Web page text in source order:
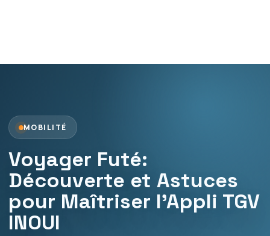
MOBILITÉ
Voyager Futé:
Découverte et Astuces
pour Maîtriser l’Appli TGV
INOUI